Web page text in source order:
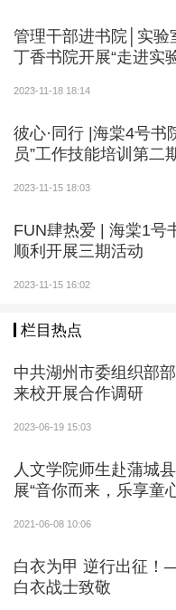
管理干部进书院│实验
丁香书院开展“走进实
2023-11-18 18:14
彼心·同行 |海棠4号书
员”工作技能培训第二
2023-11-15 18:03
FUN肆热爱 | 海棠1号
顺利开展三期活动
2023-11-15 16:02
栏目热点
中共湖州市委组织部
来校开展合作调研
2023-06-19 15:03
人文学院师生赴蒲城
展“音你而来，乐享童
2021-06-08 10:06
白衣为甲 逆行出征
白衣战士致敬